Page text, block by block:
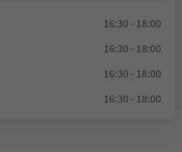
16:30 - 18:00
16:30 - 18:00
16:30 - 18:00
16:30 - 18:00